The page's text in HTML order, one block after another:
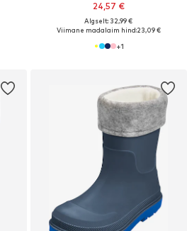
24,57 €
Algselt: 32,99 €
Viimane madalaim hind:23,09 €
+1